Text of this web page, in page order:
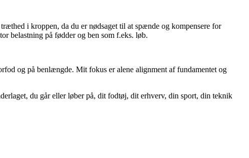
i kroppen, da du er nødsaget til at spænde og kompensere for
belastning på fødder og ben som f.eks. løb.
og på benlængde. Mit fokus er alene alignment af fundamentet og
du går eller løber på, dit fodtøj, dit erhverv, din sport, din teknik